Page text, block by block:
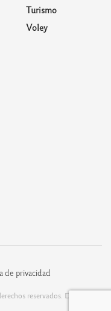
Turismo
Voley
de privacidad
reservados. Desarrolla: